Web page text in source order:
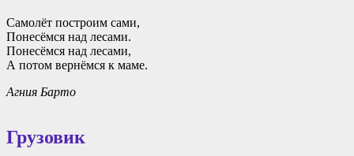
Самолёт построим сами,
Понесёмся над лесами.
Понесёмся над лесами,
А потом вернёмся к маме.
Агния Барто
Грузовик